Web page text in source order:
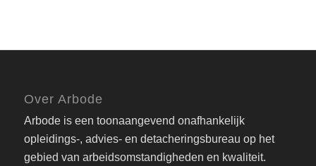
Over Arbode
Arbode is een toonaangevend onafhankelijk
opleidings-, advies- en detacheringsbureau op het
gebied van arbeidsomstandigheden en kwaliteit.